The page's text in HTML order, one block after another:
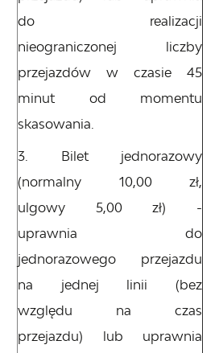
do realizacji
nieograniczonej liczby
przejazdów w czasie 45
minut od momentu
skasowania.
Bilet jednorazowy
(normalny 10,00 zł,
ulgowy 5,00 zł) -
uprawnia do
jednorazowego przejazdu
na jednej linii (bez
względu na czas
przejazdu) lub uprawnia